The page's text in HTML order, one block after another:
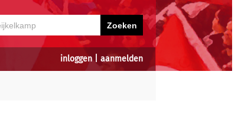
inloggen| aanmelden